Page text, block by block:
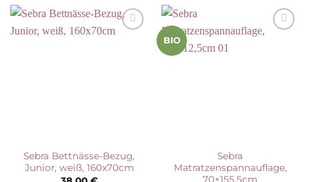
Sebra Bettnässe-Bezug,
Junior, weiß, 160x70cm
BIO
Auf die
Sebra
Matratzenspannauflage,
70×155,5cm